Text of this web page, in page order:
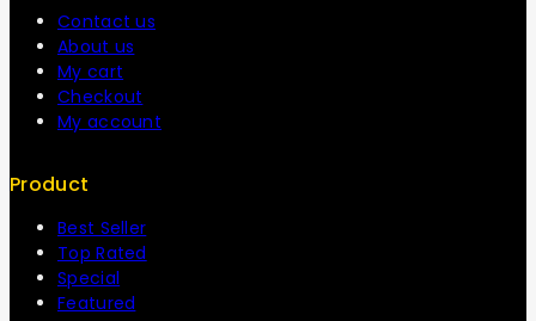
Contact us
About us
My cart
Checkout
My account
Product
Best Seller
Top Rated
Special
Featured